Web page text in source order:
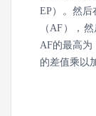
EP）。然
（AF），
AF的最高为
的差值乘以